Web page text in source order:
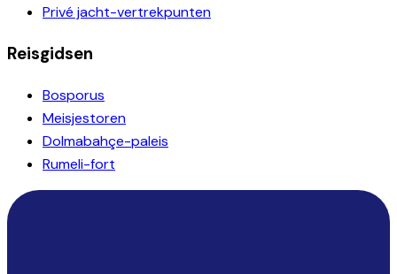
Privé jacht-vertrekpunten
Reisgidsen
Bosporus
Meisjestoren
Dolmabahçe-paleis
Rumeli-fort